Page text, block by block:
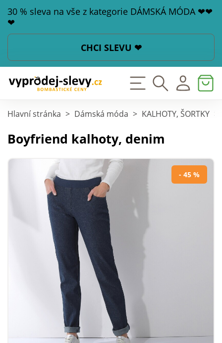
30 % sleva na vše z kategorie DÁMSKÁ MÓDA ❤❤
❤
CHCI SLEVU ❤
Hlavní stránka > Dámská móda > KALHOTY, ŠORTKY >
Boyfriend kalhoty, denim
- 45 %